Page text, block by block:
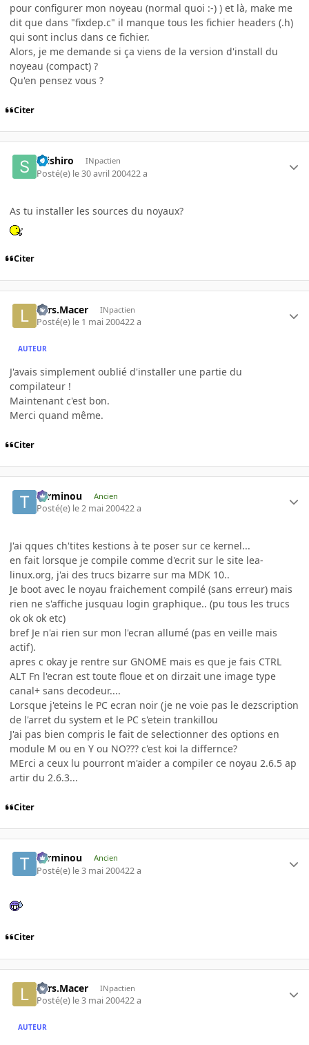
pour configurer mon noyeau (normal quoi :-) ) et là, make me
dit que dans "fixdep.c" il manque tous les fichier headers (.h)
qui sont inclus dans ce fichier.
Alors, je me demande si ça viens de la version d'install du
noyeau (compact) ?
Qu'en pensez vous ?
Citer
seishiro INpactien
Posté(e) le 30 avril 200422 a
As tu installer les sources du noyaux?
Citer
Lars.Macer INpactien
Posté(e) le 1 mai 200422 a
AUTEUR
J'avais simplement oublié d'installer une partie du
compilateur !
Maintenant c'est bon.
Merci quand même.
Citer
Terminou Ancien
Posté(e) le 2 mai 200422 a
J'ai qques ch'tites kestions à te poser sur ce kernel...
en fait lorsque je compile comme d'ecrit sur le site lea-
linux.org, j'ai des trucs bizarre sur ma MDK 10..
Je boot avec le noyau fraichement compilé (sans erreur) mais
rien ne s'affiche jusquau login graphique.. (pu tous les trucs
ok ok ok etc)
bref Je n'ai rien sur mon l'ecran allumé (pas en veille mais
actif).
apres c okay je rentre sur GNOME mais es que je fais CTRL
ALT Fn l'ecran est toute floue et on dirzait une image type
canal+ sans decodeur....
Lorsque j'eteins le PC ecran noir (je ne voie pas le dezscription
de l'arret du system et le PC s'etein trankillou
J'ai pas bien compris le fait de selectionner des options en
module M ou en Y ou NO??? c'est koi la differnce?
MErci a ceux lu pourront m'aider a compiler ce noyau 2.6.5 ap
artir du 2.6.3...
Citer
Terminou Ancien
Posté(e) le 3 mai 200422 a
Citer
Lars.Macer INpactien
Posté(e) le 3 mai 200422 a
AUTEUR